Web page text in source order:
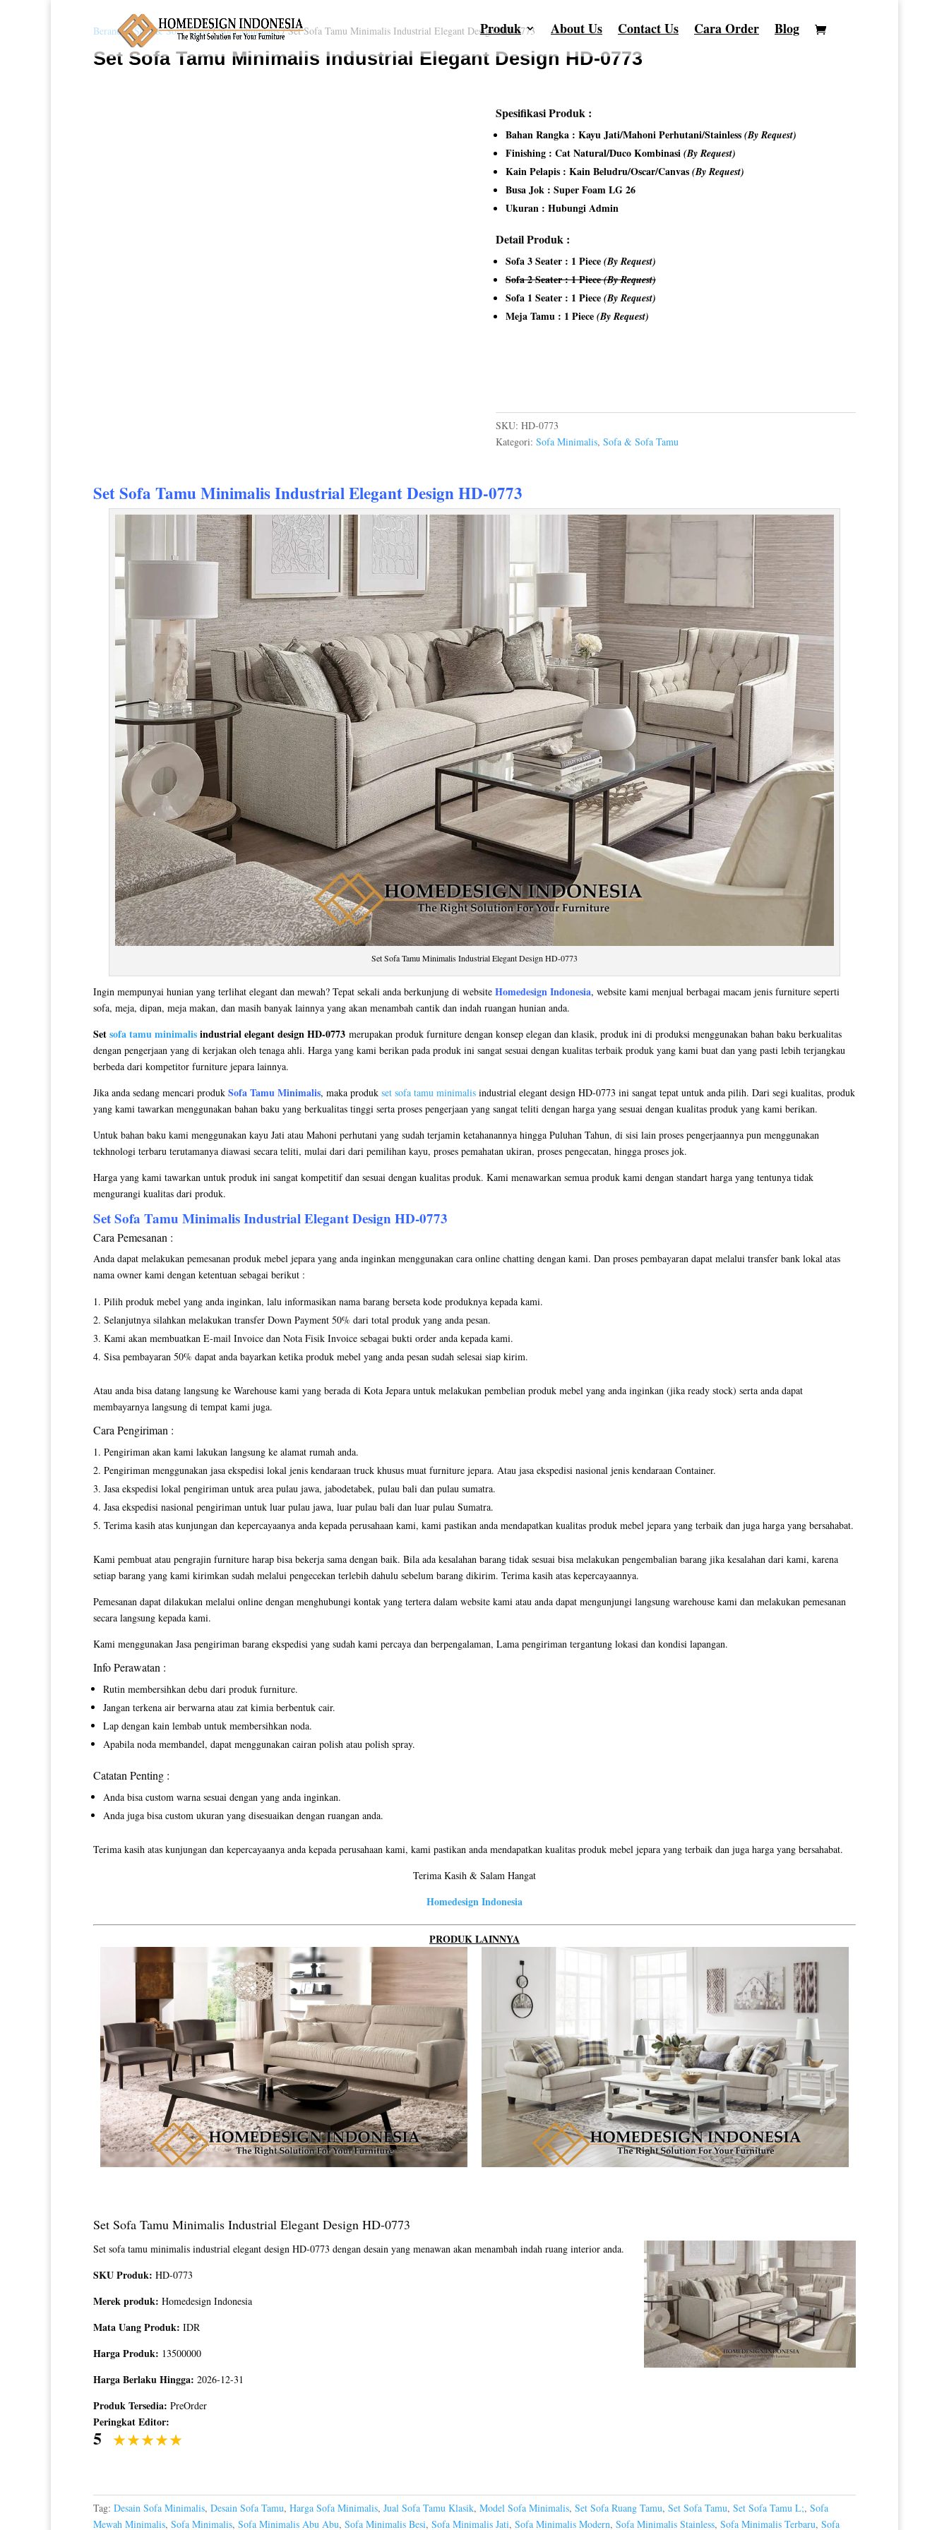
Produk About Us Contact Us Cara Order Blog
Beranda/Sofa & Sofa Tamu/Sofa Minimalis/ Set Sofa Tamu Minimalis Industrial Elegant Design HD-0773
Set Sofa Tamu Minimalis Industrial Elegant Design HD-0773
Spesifikasi Produk :
Bahan Rangka : Kayu Jati/Mahoni Perhutani/Stainless (By Request)
Finishing : Cat Natural/Duco Kombinasi (By Request)
Kain Pelapis : Kain Beludru/Oscar/Canvas (By Request)
Busa Jok : Super Foam LG 26
Ukuran : Hubungi Admin
Detail Produk :
Sofa 3 Seater : 1 Piece (By Request)
Sofa 2 Seater : 1 Piece(By Request)
Sofa 1 Seater : 1 Piece (By Request)
Meja Tamu : 1 Piece (By Request)
SKU: HD-0773
Kategori: Sofa Minimalis, Sofa & Sofa Tamu
Set Sofa Tamu MinimalisIndustrial Elegant Design HD-0773
Set Sofa Tamu Minimalis Industrial Elegant Design HD-0773
Ingin mempunyai hunian yang terlihat elegant dan mewah? Tepat sekali anda berkunjung di website Homedesign Indonesia, website kami menjual berbagai macam jenis furniture seperti
sofa, meja, dipan, meja makan, dan masih banyak lainnya yang akan menambah cantik dan indah ruangan hunian anda.
Setsofa tamu minimalisindustrial elegant design HD-0773 merupakan produk furniture dengan konsep elegan dan klasik, produk ini di produksi menggunakan bahan baku berkualitas
dengan pengerjaan yang di kerjakan oleh tenaga ahli. Harga yang kami berikan pada produk ini sangat sesuai dengan kualitas terbaik produk yang kami buat dan yang pasti lebih terjangkau
berbeda dari kompetitor furniture jepara lainnya.
Jika anda sedang mencari produk Sofa Tamu Minimalis, maka produk set sofa tamu minimalis industrial elegant design HD-0773 ini sangat tepat untuk anda pilih. Dari segi kualitas, produk
yang kami tawarkan menggunakan bahan baku yang berkualitas tinggi serta proses pengerjaan yang sangat teliti dengan harga yang sesuai dengan kualitas produk yang kami berikan.
Untuk bahan baku kami menggunakan kayu Jati atau Mahoni perhutani yang sudah terjamin ketahanannya hingga Puluhan Tahun, di sisi lain proses pengerjaannya pun menggunakan
tekhnologi terbaru terutamanya diawasi secara teliti, mulai dari dari pemilihan kayu, proses pemahatan ukiran, proses pengecatan, hingga proses jok.
Harga yang kami tawarkan untuk produk ini sangat kompetitif dan sesuai dengan kualitas produk. Kami menawarkan semua produk kami dengan standart harga yang tentunya tidak
mengurangi kualitas dari produk.
SetSofa Tamu MinimalisIndustrial Elegant Design HD-0773
Cara Pemesanan :
Anda dapat melakukan pemesanan produk mebel jepara yang anda inginkan menggunakan cara online chatting dengan kami. Dan proses pembayaran dapat melalui transfer bank lokal atas
nama owner kami dengan ketentuan sebagai berikut :
Pilih produk mebel yang anda inginkan, lalu informasikan nama barang berseta kode produknya kepada kami.
Selanjutnya silahkan melakukan transfer Down Payment 50% dari total produk yang anda pesan.
Kami akan membuatkan E-mail Invoice dan Nota Fisik Invoice sebagai bukti order anda kepada kami.
Sisa pembayaran 50% dapat anda bayarkan ketika produk mebel yang anda pesan sudah selesai siap kirim.
Atau anda bisa datang langsung ke Warehouse kami yang berada di Kota Jepara untuk melakukan pembelian produk mebel yang anda inginkan (jika ready stock) serta anda dapat
membayarnya langsung di tempat kami juga.
Cara Pengiriman :
Pengiriman akan kami lakukan langsung ke alamat rumah anda.
Pengiriman menggunakan jasa ekspedisi lokal jenis kendaraan truck khusus muat furniture jepara. Atau jasa ekspedisi nasional jenis kendaraan Container.
Jasa ekspedisi lokal pengiriman untuk area pulau jawa, jabodetabek, pulau bali dan pulau sumatra.
Jasa ekspedisi nasional pengiriman untuk luar pulau jawa, luar pulau bali dan luar pulau Sumatra.
Terima kasih atas kunjungan dan kepercayaanya anda kepada perusahaan kami, kami pastikan anda mendapatkan kualitas produk mebel jepara yang terbaik dan juga harga yang bersahabat.
Kami pembuat atau pengrajin furniture harap bisa bekerja sama dengan baik. Bila ada kesalahan barang tidak sesuai bisa melakukan pengembalian barang jika kesalahan dari kami, karena
setiap barang yang kami kirimkan sudah melalui pengecekan terlebih dahulu sebelum barang dikirim. Terima kasih atas kepercayaannya.
Pemesanan dapat dilakukan melalui online dengan menghubungi kontak yang tertera dalam website kami atau anda dapat mengunjungi langsung warehouse kami dan melakukan pemesanan
secara langsung kepada kami.
Kami menggunakan Jasa pengiriman barang ekspedisi yang sudah kami percaya dan berpengalaman, Lama pengiriman tergantung lokasi dan kondisi lapangan.
Info Perawatan :
Rutin membersihkan debu dari produk furniture.
Jangan terkena air berwarna atau zat kimia berbentuk cair.
Lap dengan kain lembab untuk membersihkan noda.
Apabila noda membandel, dapat menggunakan cairan polish atau polish spray.
Catatan Penting :
Anda bisa custom warna sesuai dengan yang anda inginkan.
Anda juga bisa custom ukuran yang disesuaikan dengan ruangan anda.
Terima kasih atas kunjungan dan kepercayaanya anda kepada perusahaan kami, kami pastikan anda mendapatkan kualitas produk mebel jepara yang terbaik dan juga harga yang bersahabat.
Terima Kasih & Salam Hangat
Homedesign Indonesia
PRODUK LAINNYA
Set Sofa Tamu Minimalis Industrial Elegant Design HD-0773
Set sofa tamu minimalis industrial elegant design HD-0773 dengan desain yang menawan akan menambah indah ruang interior anda.
SKU Produk: HD-0773
Merek produk: Homedesign Indonesia
Mata Uang Produk: IDR
Harga Produk: 13500000
Harga Berlaku Hingga: 2026-12-31
Produk Tersedia: PreOrder
Peringkat Editor:
5
Tag: Desain Sofa Minimalis, Desain Sofa Tamu, Harga Sofa Minimalis, Jual Sofa Tamu Klasik, Model Sofa Minimalis, Set Sofa Ruang Tamu, Set Sofa Tamu, Set Sofa Tamu L;, Sofa
Mewah Minimalis, Sofa Minimalis, Sofa Minimalis Abu Abu, Sofa Minimalis Besi, Sofa Minimalis Jati, Sofa Minimalis Modern, Sofa Minimalis Stainless, Sofa Minimalis Terbaru, Sofa